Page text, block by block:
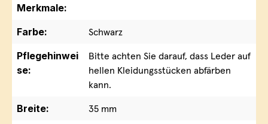
Merkmale:
Farbe:
Schwarz
Pflegehinwei
se:
Bitte achten Sie darauf, dass Leder auf
hellen Kleidungsstücken abfärben
kann.
Breite:
35 mm